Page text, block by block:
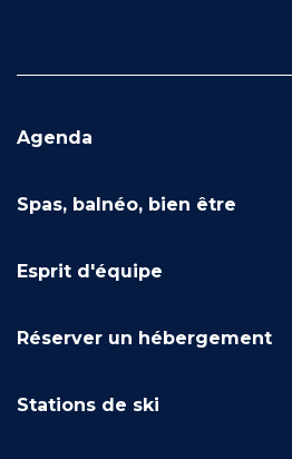
Agenda
Spas, balnéo, bien être
Esprit d'équipe
Réserver un hébergement
Stations de ski